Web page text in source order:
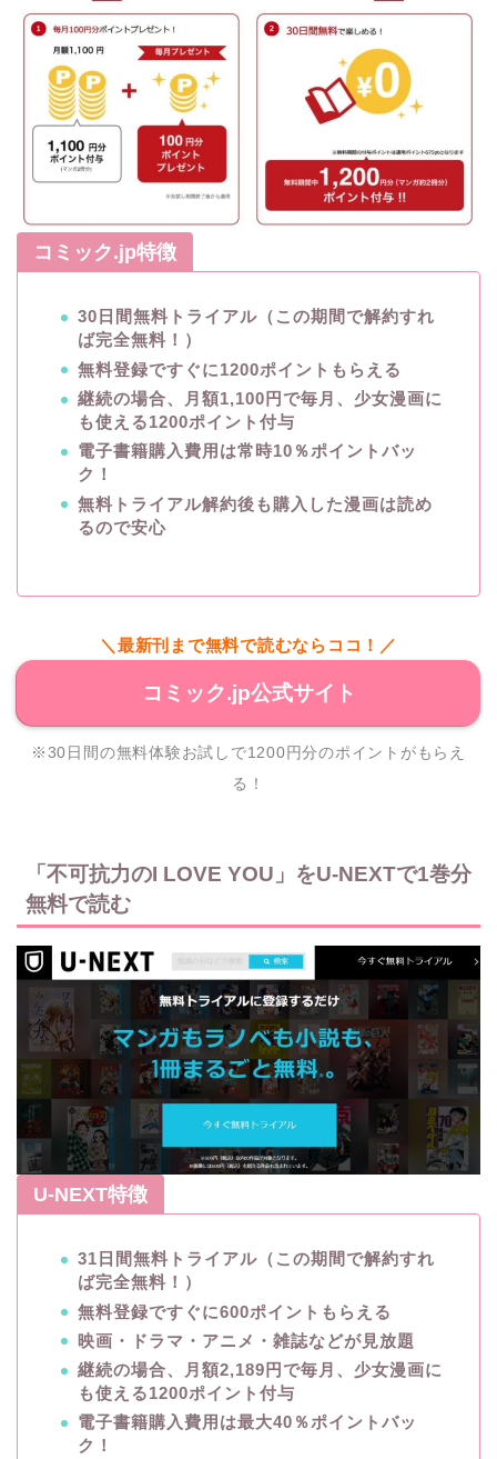
コミック.jp特徴
30日間無料トライアル（この期間で解約すれ
ば完全無料！）
無料登録ですぐに1200ポイントもらえる
継続の場合、月額1,100円で毎月、少女漫画に
も使える1200ポイント付与
電子書籍購入費用は常時10％ポイントバッ
ク！
無料トライアル解約後も購入した漫画は読め
るので安心
＼最新刊まで無料で読むならココ！／
コミック.jp公式サイト
※30日間の無料体験お試しで1200円分のポイントがもらえ
る！
「不可抗力のI LOVE YOU」をU-NEXTで1巻分
無料で読む
U-NEXT特徴
31日間無料トライアル（この期間で解約すれ
ば完全無料！）
無料登録ですぐに600ポイントもらえる
映画・ドラマ・アニメ・雑誌などが見放題
継続の場合、月額2,189円で毎月、少女漫画に
も使える1200ポイント付与
電子書籍購入費用は最大40％ポイントバッ
ク！